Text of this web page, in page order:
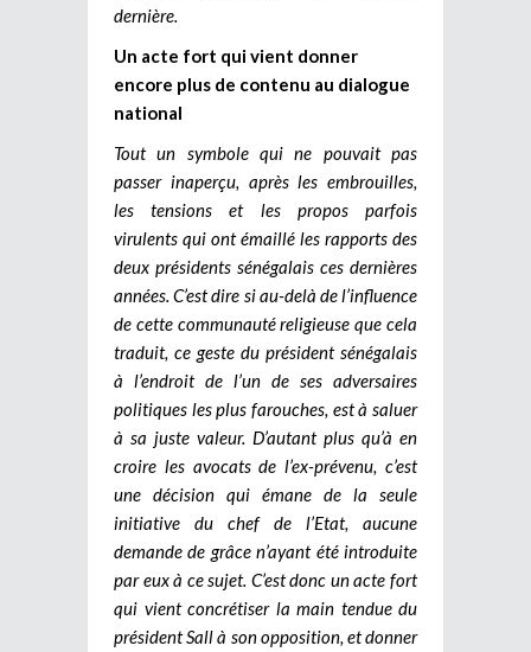
dernière.
Un acte fort qui vient donner
encore plus de contenu au dialogue
national
Tout un symbole qui ne pouvait pas
passer inaperçu, après les embrouilles,
les tensions et les propos parfois
virulents qui ont émaillé les rapports des
deux présidents sénégalais ces dernières
années. C’est dire si au-delà de l’influence
de cette communauté religieuse que cela
traduit, ce geste du président sénégalais
à l’endroit de l’un de ses adversaires
politiques les plus farouches, est à saluer
à sa juste valeur. D’autant plus qu’à en
croire les avocats de l’ex-prévenu, c’est
une décision qui émane de la seule
initiative du chef de l’Etat, aucune
demande de grâce n’ayant été introduite
par eux à ce sujet. C’est donc un acte fort
qui vient concrétiser la main tendue du
président Sall à son opposition, et donner